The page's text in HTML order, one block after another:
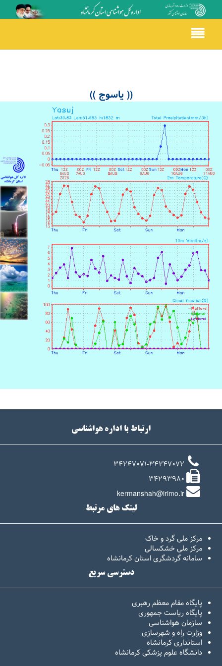
Toggle
navigation
(( یاسوج ))
ارتباط با اداره هواشناسی
34247071-34247072
34293980
kermanshah@irimo.ir
لینک های مرتبط
مرکز ملی گرد و خاک
مرکز ملی خشکسالی
سامانه گردشگری استان کرمانشاه
دسترسی سریع
پایگاه مقام معظم رهبری
پایگاه ریاست جمهوری
سازمان هواشناسی
وزارت راه و شهرسازی
استانداری کرمانشاه
دانشگاه علوم پزشکی کرمانشاه